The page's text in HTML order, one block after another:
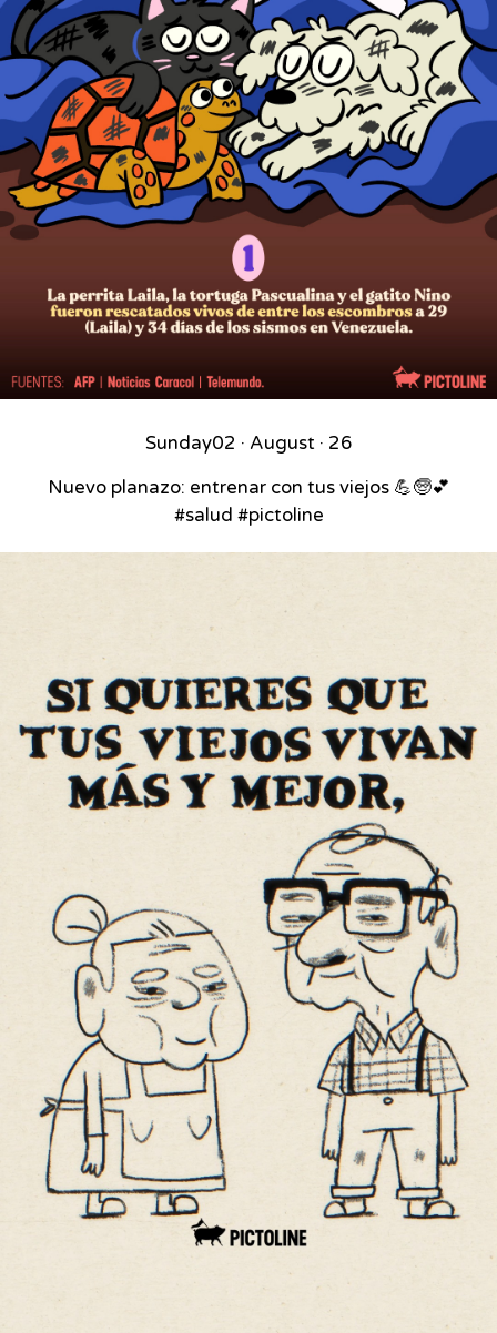
Sunday02 · August · 26
Nuevo planazo: entrenar con tus viejos 💪🧓💕
#salud #pictoline